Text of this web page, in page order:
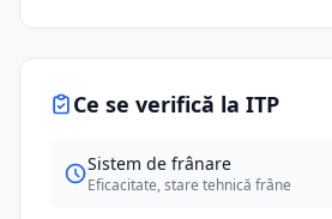
Ce se verifică la ITP
Sistem de frânare
Eficacitate, stare tehnică frâne